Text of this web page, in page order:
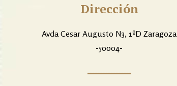
Dirección
Avda Cesar Augusto N3, 1ºD Zaragoza
-50004-